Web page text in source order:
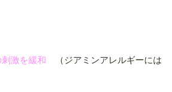
激を緩和 （ジアミンアレルギーには